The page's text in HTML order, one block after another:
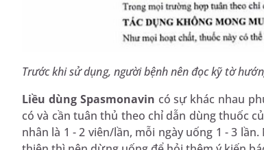
Trước khi sử dụng, người bệnh nên đọc kỹ tờ
Liều dùng Spasmonavin có sự khác nhau
có và cần tuân thủ theo chỉ dẫn dùng thuốc
nhân là 1 - 2 viên/lần, mỗi ngày uống 1 - 3